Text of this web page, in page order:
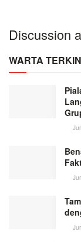
Discussion
WARTA